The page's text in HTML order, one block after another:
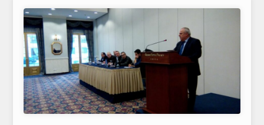
ΚΟΣΜΟΣ
ΕΙΔΗΣΕΙΣ
ΕΥΡΩΠΑΪΚΕΣ ΑΠΟΦΑΣΕΙΣ
ΘΕΜΑΤΑ